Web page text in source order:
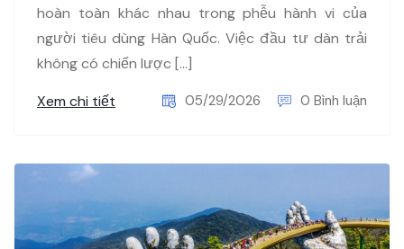
hoàn toàn khác nhau trong phễu hành vi của
người tiêu dùng Hàn Quốc. Việc đầu tư dàn trải
không có chiến lược […]
Xem chi tiết
05/29/2026 0 Bình luận